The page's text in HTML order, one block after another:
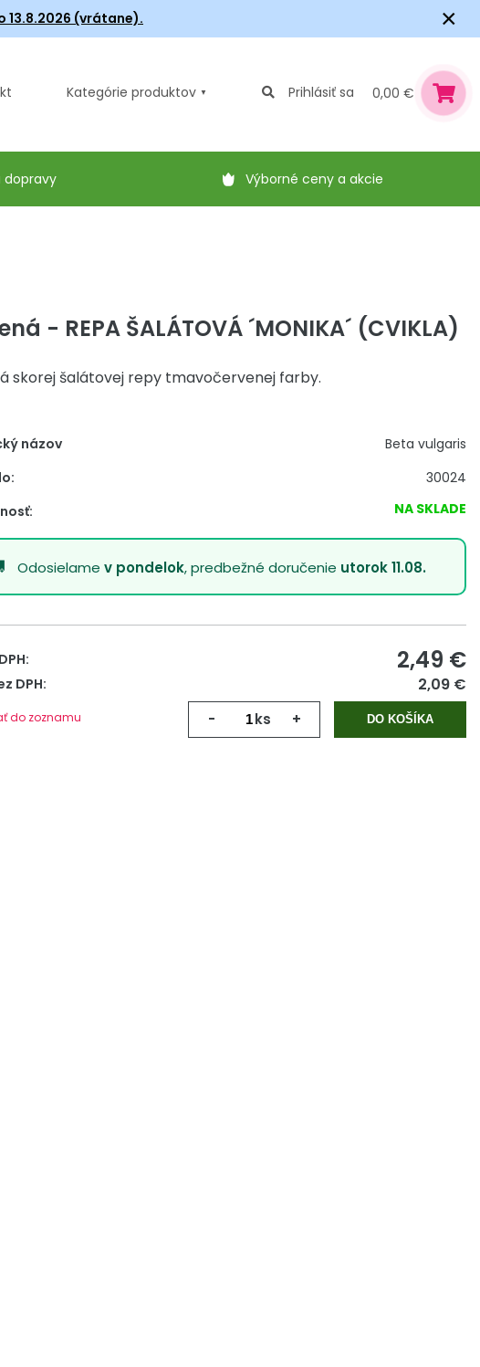
13.8.2026 (vrátane). ×
Kategórie produktov Prihlásiť sa 0,00 €
dopravy Výborné ceny a akcie
- REPA ŠALÁTOVÁ ´MONIKA´ (CVIKLA)
skorej šalátovej repy tmavočervenej farby.
názov
Beta vulgaris
30024
NA SKLADE
Odosielamev pondelok, predbežné doručenie utorok 11.08.
2,49 €
DPH: 2,09 €
- ks + DO KOŠÍKA
do zoznamu